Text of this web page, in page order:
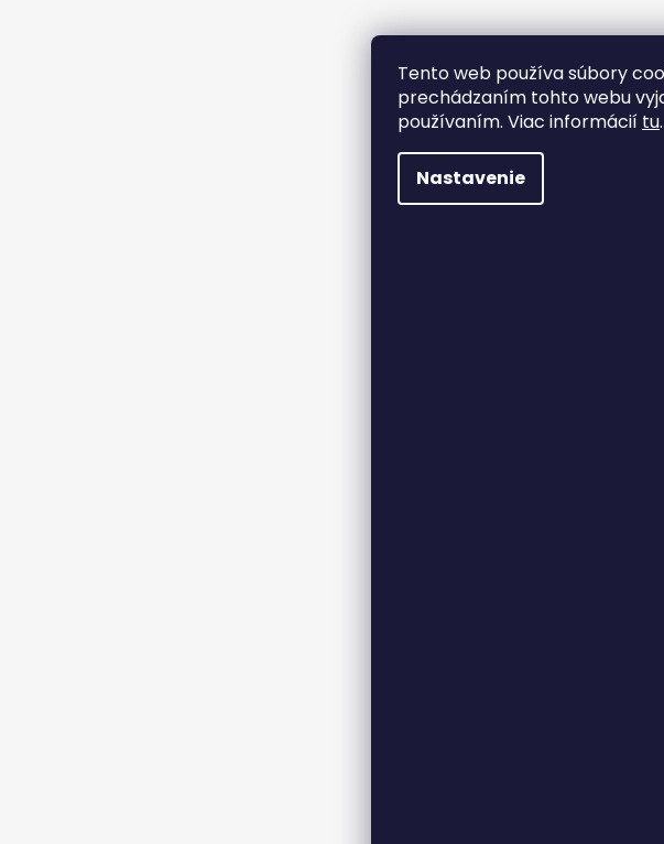
Tento web používa súbory
prechádzaním tohto webu
používaním. Viac informácií tu.
Nastavenie